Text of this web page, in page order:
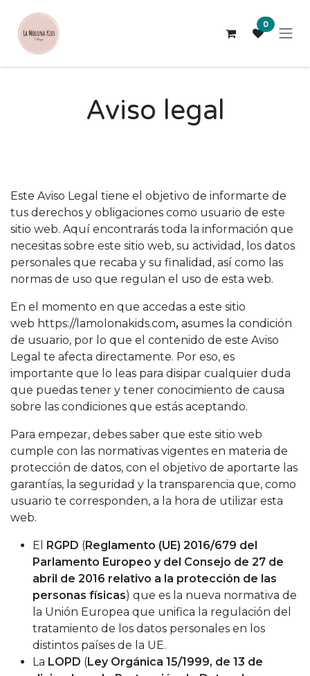
0
Aviso legal
Este Aviso Legal tiene el objetivo de informarte de
tus derechos y obligaciones como usuario de este
sitio web. Aquí encontrarás toda la información que
necesitas sobre este sitio web, su actividad, los datos
personales que recaba y su finalidad, así como las
normas de uso que regulan el uso de esta web.
En el momento en que accedas a este sitio
web https://lamolonakids.com, asumes la condición
de usuario, por lo que el contenido de este Aviso
Legal te afecta directamente. Por eso, es
importante que lo leas para disipar cualquier duda
que puedas tener y tener conocimiento de causa
sobre las condiciones que estás aceptando.
Para empezar, debes saber que este sitio web
cumple con las normativas vigentes en materia de
protección de datos, con el objetivo de aportarte las
garantías, la seguridad y la transparencia que, como
usuario te corresponden, a la hora de utilizar esta
web.
El RGPD (Reglamento (UE) 2016/679 del
Parlamento Europeo y del Consejo de 27 de
abril de 2016 relativo a la protección de las
personas físicas) que es la nueva normativa de
la Unión Europea que unifica la regulación del
tratamiento de los datos personales en los
distintos países de la UE.
La LOPD (Ley Orgánica 15/1999, de 13 de